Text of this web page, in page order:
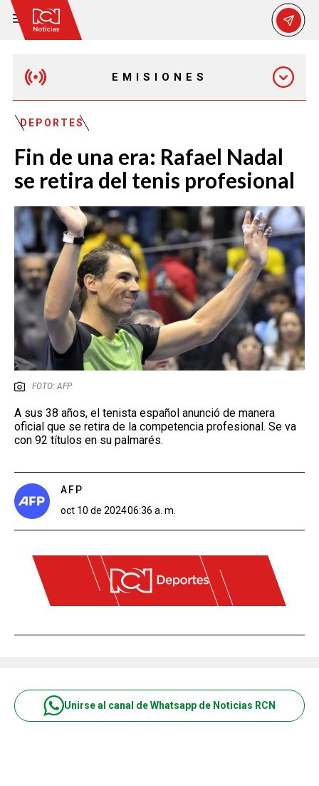
EMISIONES
EMISIÓN 12:30 PM
EMISIÓN 7:00 PM
EMISIÓN 11:30 PM
DEPORTES
Fin de una era: Rafael Nadal
se retira del tenis profesional
FOTO: AFP
A sus 38 años, el tenista español anunció de manera
oficial que se retira de la competencia profesional. Se va
con 92 títulos en su palmarés.
AFP
oct 10 de 202406:36 a. m.
Unirse al canal de Whatsapp de Noticias RCN